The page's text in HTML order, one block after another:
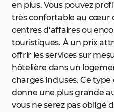
en plus. Vous pouvez
très confortable au cœur
centres d’affaires ou
touristiques. À un prix
offrir les services sur
hôtelière dans un
charges incluses. Ce
donne une plus grande
vous ne serez pas obligé